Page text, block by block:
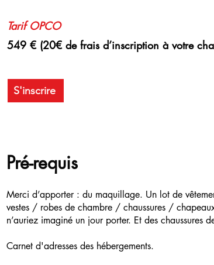
Tarif OPCO
549 € (20€ de frais d’inscription à votre
S'inscrire
Pré-requis
Merci d’apporter : du maquillage. Un lot de
vestes / robes de chambre / chaussures /
n’auriez imaginé un jour porter. Et des chaussures
Carnet d'adresses des hébergements.